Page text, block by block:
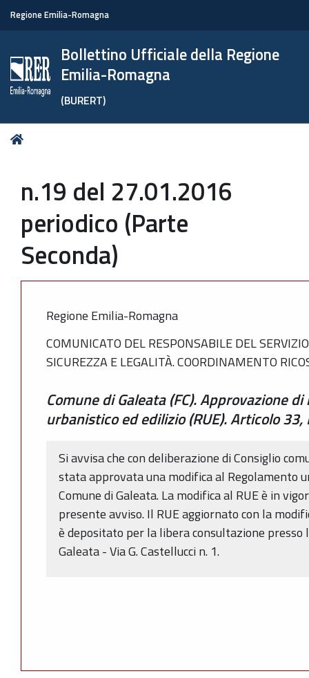
Regione Emilia-Romagna
Bollettino Ufficiale della Regione
Emilia-Romagna
(BURERT)
Tu
n.19 del 27.01.2016
periodico (Parte
Seconda)
Regione Emilia-Romagna
COMUNICATO DEL RESPONSABILE DEL
SICUREZZA E LEGALITÀ. COORDINAMENTO
Comune di Galeata (FC). Approvazione
urbanistico ed edilizio (RUE). Articolo
Si avvisa che con deliberazione di Consiglio
stata approvata una modifica al Regolamento
Comune di Galeata. La modifica al RUE è in
presente avviso. Il RUE aggiornato con la
è depositato per la libera consultazione presso
Galeata - Via G. Castellucci n. 1.